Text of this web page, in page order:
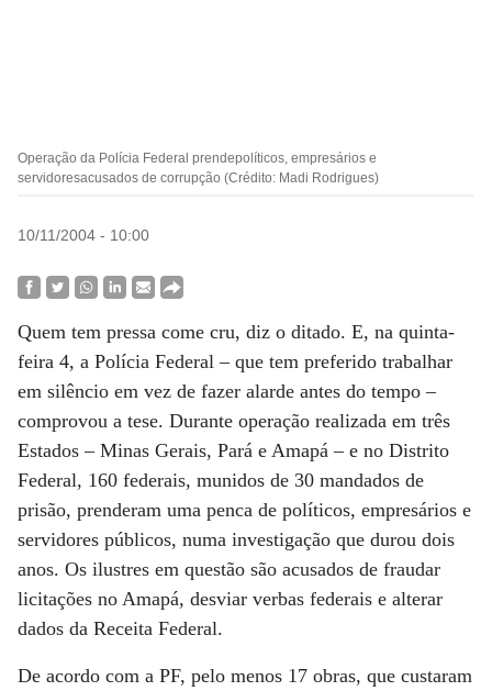
Operação da Polícia Federal prendepolíticos, empresários e
servidoresacusados de corrupção (Crédito: Madi Rodrigues)
10/11/2004 - 10:00
Quem tem pressa come cru, diz o ditado. E, na quinta-
feira 4, a Polícia Federal – que tem preferido trabalhar
em silêncio em vez de fazer alarde antes do tempo –
comprovou a tese. Durante operação realizada em três
Estados – Minas Gerais, Pará e Amapá – e no Distrito
Federal, 160 federais, munidos de 30 mandados de
prisão, prenderam uma penca de políticos, empresários e
servidores públicos, numa investigação que durou dois
anos. Os ilustres em questão são acusados de fraudar
licitações no Amapá, desviar verbas federais e alterar
dados da Receita Federal.
De acordo com a PF, pelo menos 17 obras, que custaram